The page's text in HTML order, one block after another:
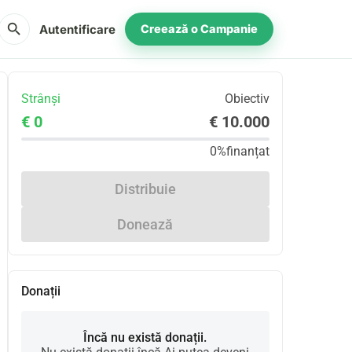
search Autentificare Creează o Campanie
Strânși Obiectiv
€ 0 € 10.000
0%finanțat
Distribuie
Donează
Donații
Încă nu există donații.